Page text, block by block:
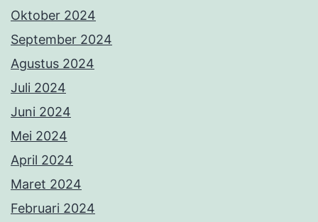
Oktober 2024
September 2024
Agustus 2024
Juli 2024
Juni 2024
Mei 2024
April 2024
Maret 2024
Februari 2024